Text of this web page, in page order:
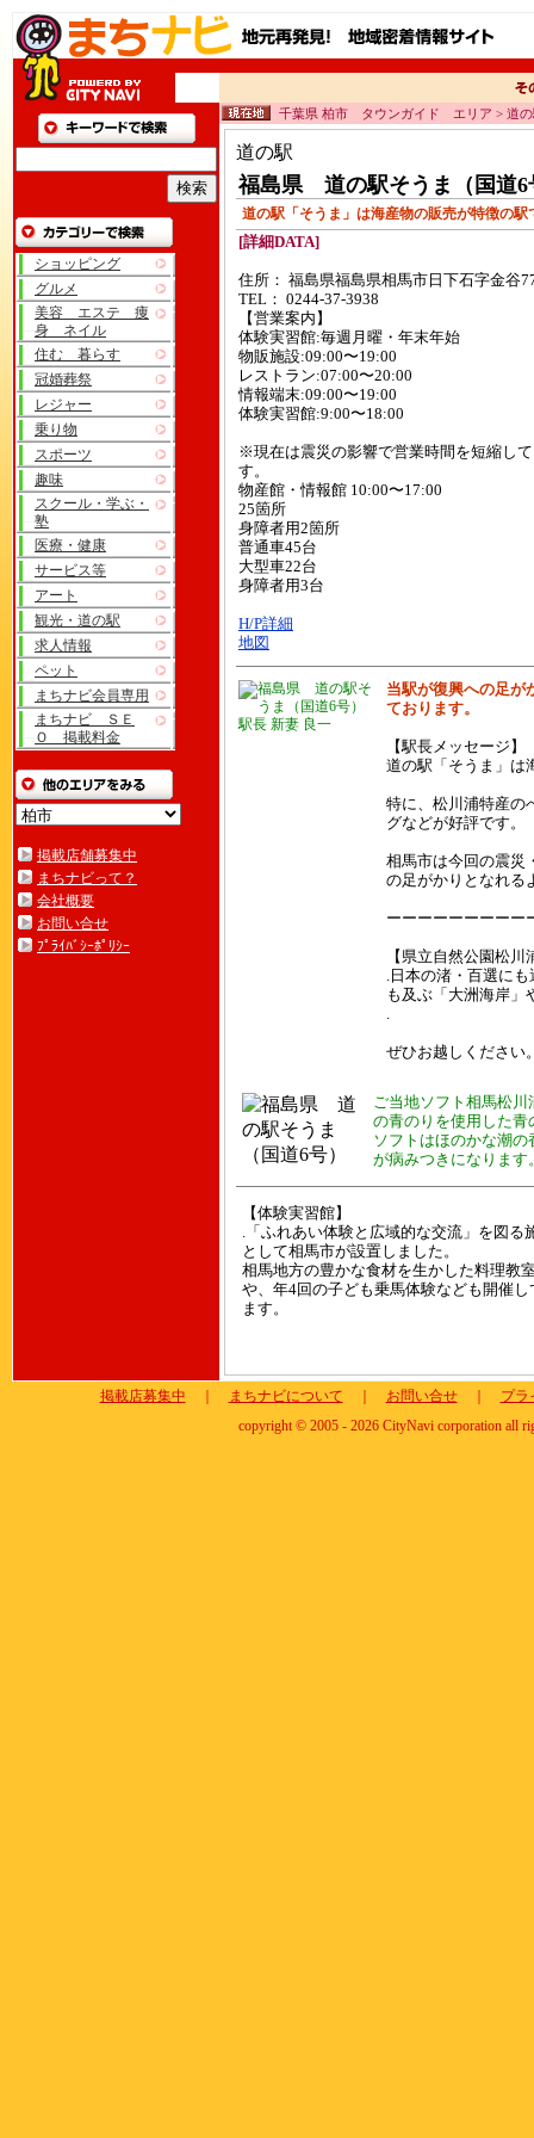
ショッピング
グルメ
美容 エステ 痩
身 ネイル
住む 暮らす
冠婚葬祭
レジャー
乗り物
スポーツ
趣味
スクール・学ぶ・
塾
医療・健康
サービス等
アート
観光・道の駅
求人情報
ペット
まちナビ会員専用
まちナビ ＳＥ
Ｏ 掲載料金
掲載店舗募集中
まちナビって？
会社概要
お問い合せ
ﾌﾟﾗｲﾊﾞｼｰﾎﾟﾘｼｰ
千葉県 柏市 タウンガイド エリア > 道の
道の駅
福島県 道の駅そうま（国道6
道の駅「そうま」は海産物の販売が特徴の駅
[詳細DATA]
住所： 福島県福島県相馬市日下石字金谷
TEL： 0244-37-3938
【営業案内】
体験実習館:毎週月曜・年末年始
物販施設:09:00〜19:00
レストラン:07:00〜20:00
情報端末:09:00〜19:00
体験実習館:9:00〜18:00
※現在は震災の影響で営業時間を短縮し
す。
物産館・情報館 10:00〜17:00
25箇所
身障者用2箇所
普通車45台
大型車22台
身障者用3台
H/P詳細
地図
駅長 新妻 良一
当駅が復興への足が
ております。
【駅長メッセージ】
道の駅「そうま」は
特に、松川浦特産の
グなどが好評です。
相馬市は今回の震災
の足がかりとなれる
ーーーーーーーーー
【県立自然公園松川
.日本の渚・百選に
も及ぶ「大洲海岸」
.
ぜひお越しください
ご当地ソフト相馬松川
の青のりを使用した青
ソフトはほのかな潮の
が病みつきになります
【体験実習館】
.「ふれあい体験と広域的な交流」を図る
として相馬市が設置しました。
相馬地方の豊かな食材を生かした料理教
や、年4回の子ども乗馬体験なども開催し
ます。
掲載店募集中 まちナビについて お問い合せ｜
プラ
copyright © 2005 - 2026 CityNavi corporation all